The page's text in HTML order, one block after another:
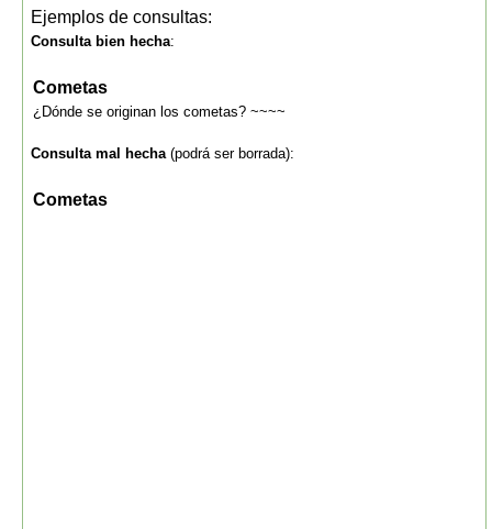
Ejemplos de consultas:
Consulta bien hecha:
Cometas
¿Dónde se originan los cometas? ~~~~
Consulta mal hecha (podrá ser borrada):
Cometas